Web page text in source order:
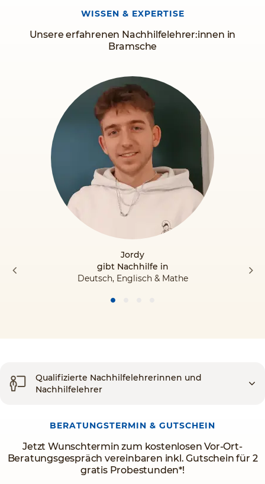
Unsere erfahrenen Nachhilfelehrer:innen in
Bramsche
WISSEN & EXPERTISE
Jordy
gibt Nachhilfe in
Deutsch, Englisch & Mathe
Qualifizierte Nachhilfelehrerinnen und
Nachhilfelehrer
BERATUNGSTERMIN & GUTSCHEIN
Jetzt Wunschtermin zum kostenlosen Vor-Ort-
Beratungsgespräch vereinbaren inkl. Gutschein für 2
gratis Probestunden*!